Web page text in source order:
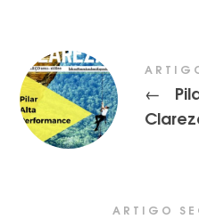
←
ARTIGO